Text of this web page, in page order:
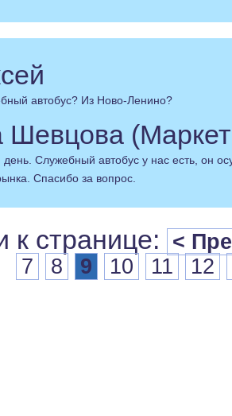
автобус? Из Ново-Ленино?
Шевцова
Служебный автобус у нас есть, он
Спасибо за вопрос.
к странице:
<
7
8 9 10 11 12